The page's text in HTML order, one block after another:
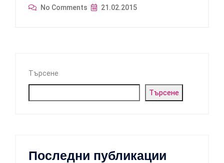
No Comments 21.02.2015
Търсене
Търсене
Последни публикации